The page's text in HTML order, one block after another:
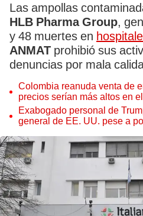
Las ampollas
HLB Pharma Group,
y 48 muertes en
ANMAT prohibió sus
denuncias por mala
Colombia reanuda venta de
precios serían más altos en
según Cenace
Exabogado personal de
general de EE. UU. pese a